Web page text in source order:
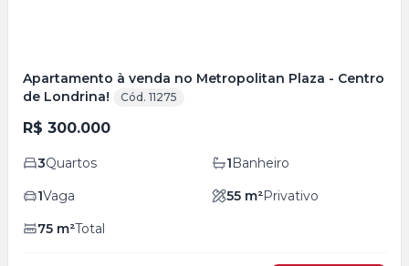
Apartamento à venda no Metropolitan Plaza - Centro
de Londrina!
Cód. 11275
R$ 300.000
3Quartos 1Banheiro
1Vaga 55 m²Privativo
75 m²Total